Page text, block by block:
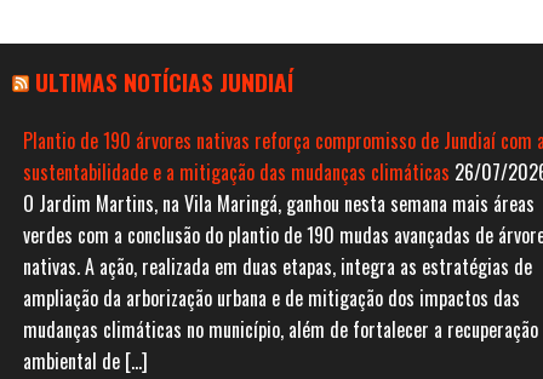
ULTIMAS NOTÍCIAS JUNDIAÍ
Plantio de 190 árvores nativas reforça compromisso de Jundiaí com
sustentabilidade e a mitigação das mudanças climáticas 26/07/
O Jardim Martins, na Vila Maringá, ganhou nesta semana mais áreas
verdes com a conclusão do plantio de 190 mudas avançadas de
nativas. A ação, realizada em duas etapas, integra as estratégias de
ampliação da arborização urbana e de mitigação dos impactos das
mudanças climáticas no município, além de fortalecer a recuperação
ambiental de […]